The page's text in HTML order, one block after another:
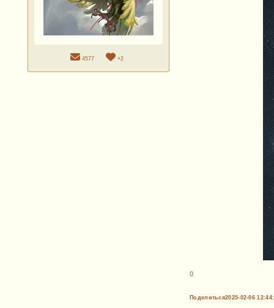
4577 +2
0
Поделиться2025-02-06